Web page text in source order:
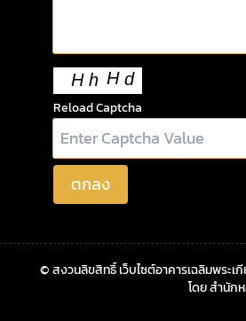
Reload Captcha
ตกลง
© สงวนลิขสิทธิ์ เว็บไซต์อาคารเฉลิมพระ
โดย สำนัก